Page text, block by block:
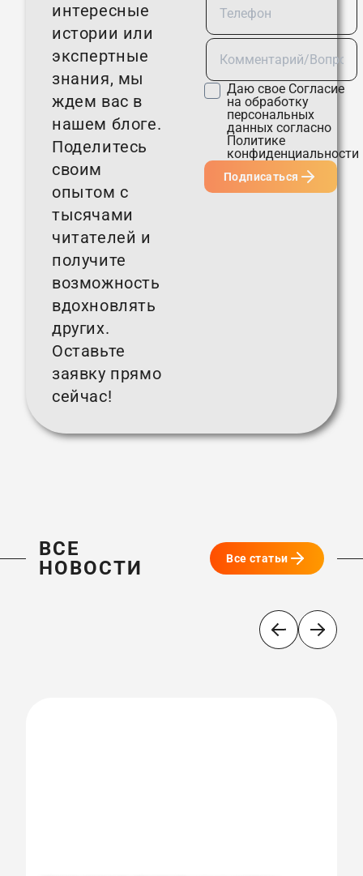
интересные
истории или
экспертные
знания, мы
ждем вас в
нашем блоге.
Поделитесь
своим
опытом с
тысячами
читателей и
получите
возможность
вдохновлять
других.
Оставьте
заявку прямо
сейчас!
Даю свое Согласие
на обработку
персональных
данных согласно
Политике
конфиденциальности
Подписаться
ВСЕ
НОВОСТИ
Все статьи